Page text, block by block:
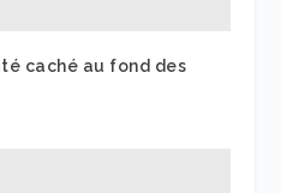
caché au fond des